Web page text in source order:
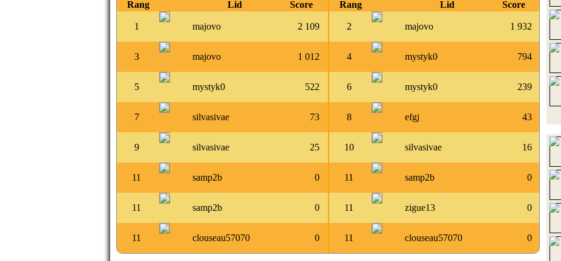
Rang Lid Score Rang Lid Score
1 majovo 2 109 2 majovo 1 932
3 majovo 1 012 4 mystyk0 794
5 mystyk0 522 6 mystyk0 239
7 silvasivae 73 8 efgj 43
9 silvasivae 25 10 silvasivae 16
11 samp2b 0 11 samp2b 0
11 samp2b 0 11 zigue13 0
11 clouseau57070 0 11 clouseau57070 0